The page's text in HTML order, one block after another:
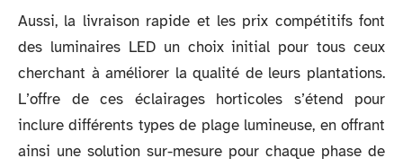
Aussi, la livraison rapide et les prix compétitifs font
des luminaires LED un choix initial pour tous ceux
cherchant à améliorer la qualité de leurs plantations.
L’offre de ces éclairages horticoles s’étend pour
inclure différents types de plage lumineuse, en offrant
ainsi une solution sur-mesure pour chaque phase de